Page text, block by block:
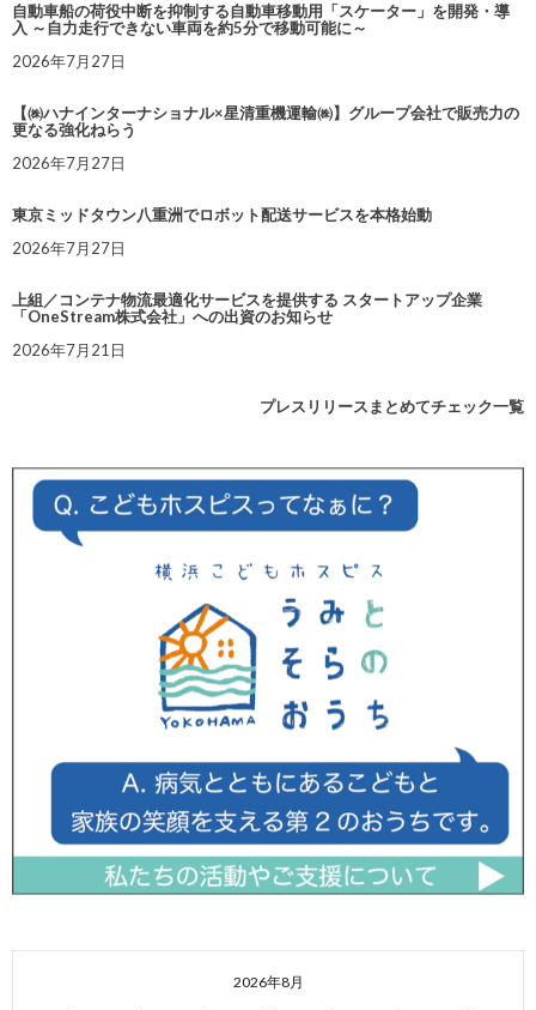
自動車船の荷役中断を抑制する自動車移動用「スケーター」を開発・導
入 ～自力走行できない車両を約5分で移動可能に～
2026年7月27日
【㈱ハナインターナショナル×星清重機運輸㈱】グループ会社で販売力の
更なる強化ねらう
2026年7月27日
東京ミッドタウン八重洲でロボット配送サービスを本格始動
2026年7月27日
上組／コンテナ物流最適化サービスを提供する スタートアップ企業
「OneStream株式会社」への出資のお知らせ
2026年7月21日
プレスリリースまとめてチェック一覧
2026年8月